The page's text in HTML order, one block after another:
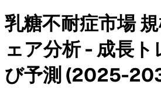
乳糖不耐症市場
ェア分析 - 成長ト
び予測 (2025-